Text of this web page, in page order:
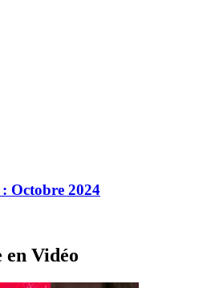
Octobre 2024
en Vidéo